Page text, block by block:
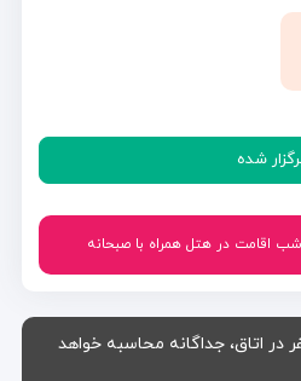
شده
در اتاق، جداگانه محاسبه خواهد